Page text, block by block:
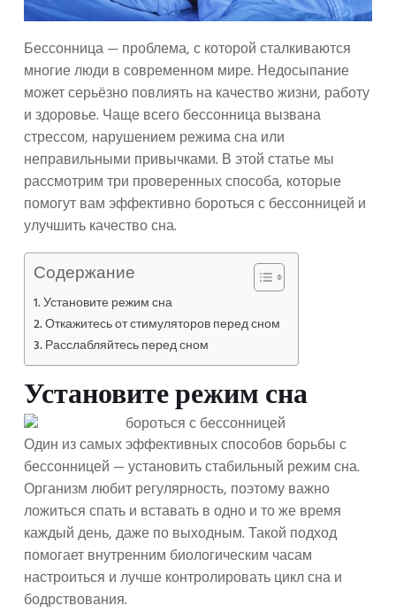
Бессонница — проблема, с которой сталкиваются
многие люди в современном мире. Недосыпание
может серьёзно повлиять на качество жизни, работу
и здоровье. Чаще всего бессонница вызвана
стрессом, нарушением режима сна или
неправильными привычками. В этой статье мы
рассмотрим три проверенных способа, которые
помогут вам эффективно бороться с бессонницей и
улучшить качество сна.
Содержание
Установите режим сна
Откажитесь от стимуляторов перед сном
Расслабляйтесь перед сном
Установите режим сна
Один из самых эффективных способов борьбы с
бессонницей — установить стабильный режим сна.
Организм любит регулярность, поэтому важно
ложиться спать и вставать в одно и то же время
каждый день, даже по выходным. Такой подход
помогает внутренним биологическим часам
настроиться и лучше контролировать цикл сна и
бодрствования.